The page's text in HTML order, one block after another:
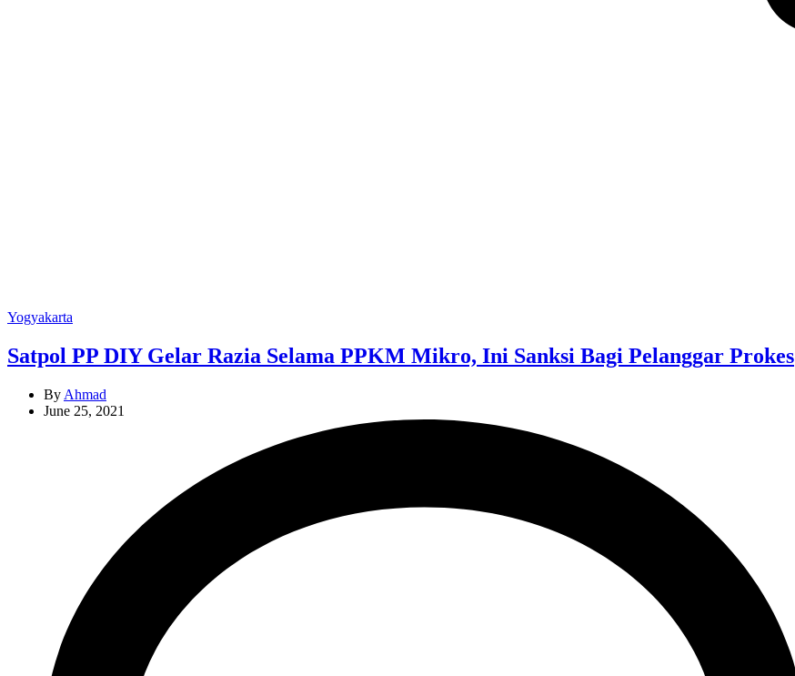
Categories
Yogyakarta
Satpol PP DIY Gelar Razia Selama PPKM Mikro, Ini Sanksi Bagi Pelanggar Prokes
By Ahmad
June 25, 2021